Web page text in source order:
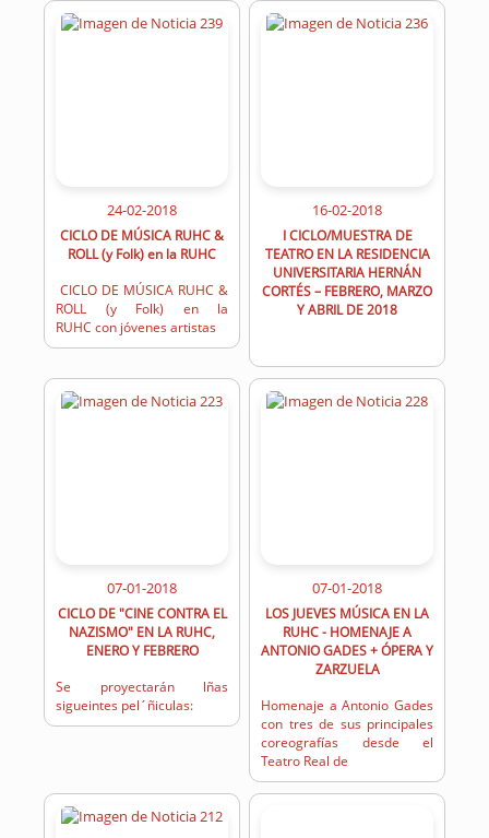
24-02-2018
CICLO DE MÚSICA RUHC &
ROLL (y Folk) en la RUHC
CICLO DE MÚSICA RUHC &
ROLL (y Folk) en la
RUHC con jóvenes artistas
16-02-2018
I CICLO/MUESTRA DE
TEATRO EN LA RESIDENCIA
UNIVERSITARIA HERNÁN
CORTÉS – FEBRERO, MARZO
Y ABRIL DE 2018
07-01-2018
CICLO DE "CINE CONTRA EL
NAZISMO" EN LA RUHC,
ENERO Y FEBRERO
Se proyectarán lñas
sigueintes pel´ñiculas:
07-01-2018
LOS JUEVES MÚSICA EN LA
RUHC - HOMENAJE A
ANTONIO GADES + ÓPERA Y
ZARZUELA
Homenaje a Antonio Gades
con tres de sus principales
coreografías desde el
Teatro Real de